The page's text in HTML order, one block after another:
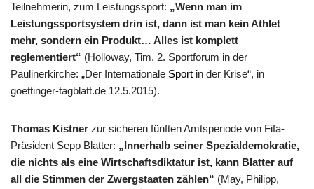
Teilnehmerin, zum Leistungssport: „Wenn man im
Leistungssportsystem drin ist, dann ist man kein Athlet
mehr, sondern ein Produkt… Alles ist komplett
reglementiert“ (Holloway, Tim, 2. Sportforum in der
Paulinerkirche: „Der Internationale Sport in der Krise“, in
goettinger-tagblatt.de 12.5.2015).
Thomas Kistner zur sicheren fünften Amtsperiode von Fifa-
Präsident Sepp Blatter: „Innerhalb seiner Spezialdemokratie,
die nichts als eine Wirtschaftsdiktatur ist, kann Blatter auf
all die Stimmen der Zwergstaaten zählen“ (May, Philipp,